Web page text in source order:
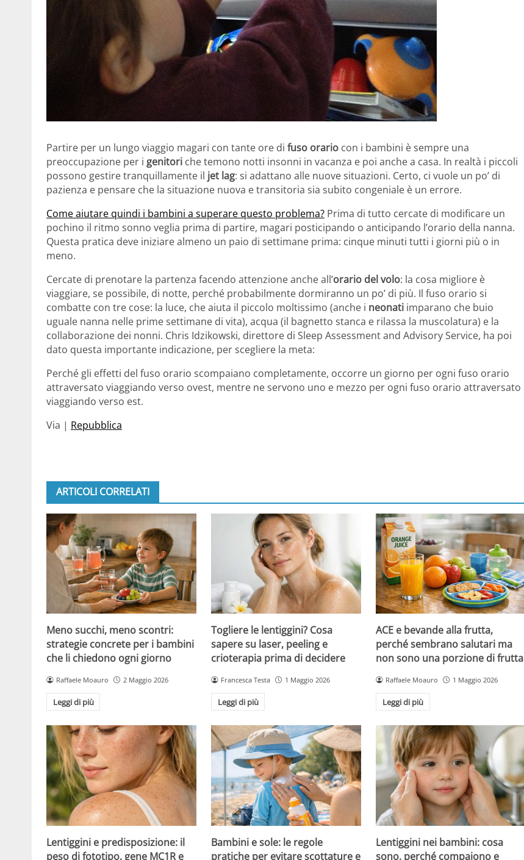
Partire per un lungo viaggio magari con tante ore di fuso orario con i bambini è sempre una
preoccupazione per i genitori che temono notti insonni in vacanza e poi anche a casa. In realtà i piccoli
possono gestire tranquillamente il jet lag: si adattano alle nuove situazioni. Certo, ci vuole un po’ di
pazienza e pensare che la situazione nuova e transitoria sia subito congeniale è un errore.
Come aiutare quindi i bambini a superare questo problema? Prima di tutto cercate di modificare un
pochino il ritmo sonno veglia prima di partire, magari posticipando o anticipando l’orario della nanna.
Questa pratica deve iniziare almeno un paio di settimane prima: cinque minuti tutti i giorni più o in
meno.
Cercate di prenotare la partenza facendo attenzione anche all’orario del volo: la cosa migliore è
viaggiare, se possibile, di notte, perché probabilmente dormiranno un po’ di più. Il fuso orario si
combatte con tre cose: la luce, che aiuta il piccolo moltissimo (anche i neonati imparano che buio
uguale nanna nelle prime settimane di vita), acqua (il bagnetto stanca e rilassa la muscolatura) e la
collaborazione dei nonni. Chris Idzikowski, direttore di Sleep Assessment and Advisory Service, ha poi
dato questa importante indicazione, per scegliere la meta:
Perché gli effetti del fuso orario scompaiano completamente, occorre un giorno per ogni fuso orario
attraversato viaggiando verso ovest, mentre ne servono uno e mezzo per ogni fuso orario attraversato
viaggiando verso est.
Via | Repubblica
ARTICOLI CORRELATI
Meno succhi, meno scontri:
strategie concrete per i bambini
che li chiedono ogni giorno
Raffaele Moauro 2 Maggio 2026
Leggi di più
Togliere le lentiggini? Cosa
sapere su laser, peeling e
crioterapia prima di decidere
Francesca Testa 1 Maggio 2026
Leggi di più
ACE e bevande alla frutta,
perché sembrano salutari ma
non sono una porzione di frutta
Raffaele Moauro 1 Maggio 2026
Leggi di più
Lentiggini e predisposizione: il
peso di fototipo, gene MC1R e
Bambini e sole: le regole
pratiche per evitare scottature e
Lentiggini nei bambini: cosa
sono, perché compaiono e